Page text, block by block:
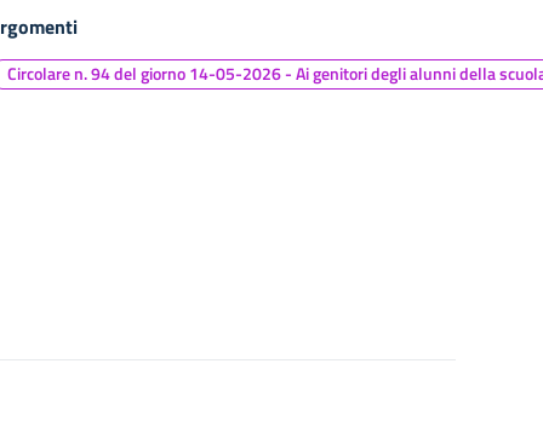
Circolare n. 94 del giorno 14-05-2026 - Ai genitori degli alunni della